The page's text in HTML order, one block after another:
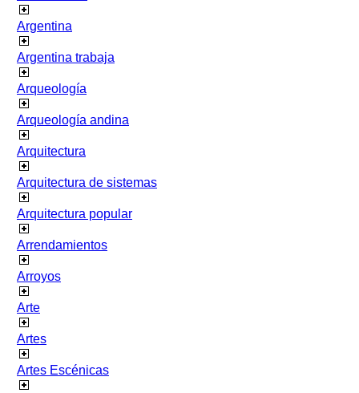
Argentina
Argentina trabaja
Arqueología
Arqueología andina
Arquitectura
Arquitectura de sistemas
Arquitectura popular
Arrendamientos
Arroyos
Arte
Artes
Artes Escénicas